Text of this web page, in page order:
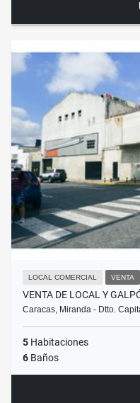
LOCAL COMERCIAL VENTA
VENTA DE LOCAL Y
Caracas, Miranda - Dtto.
5 Habitaciones
6 Baños